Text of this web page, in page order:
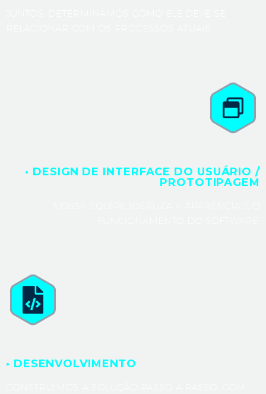
· DESIGN DE INTERFACE DO USUÁRIO /
PROTOTIPAGEM
· DESENVOLVIMENTO